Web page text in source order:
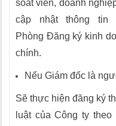
soát viên, doanh
cập nhật thông tin
Phòng Đăng ký kinh
chính.
Nếu Giám đốc là
Sẽ thực hiện đăng ký
luật của Công ty